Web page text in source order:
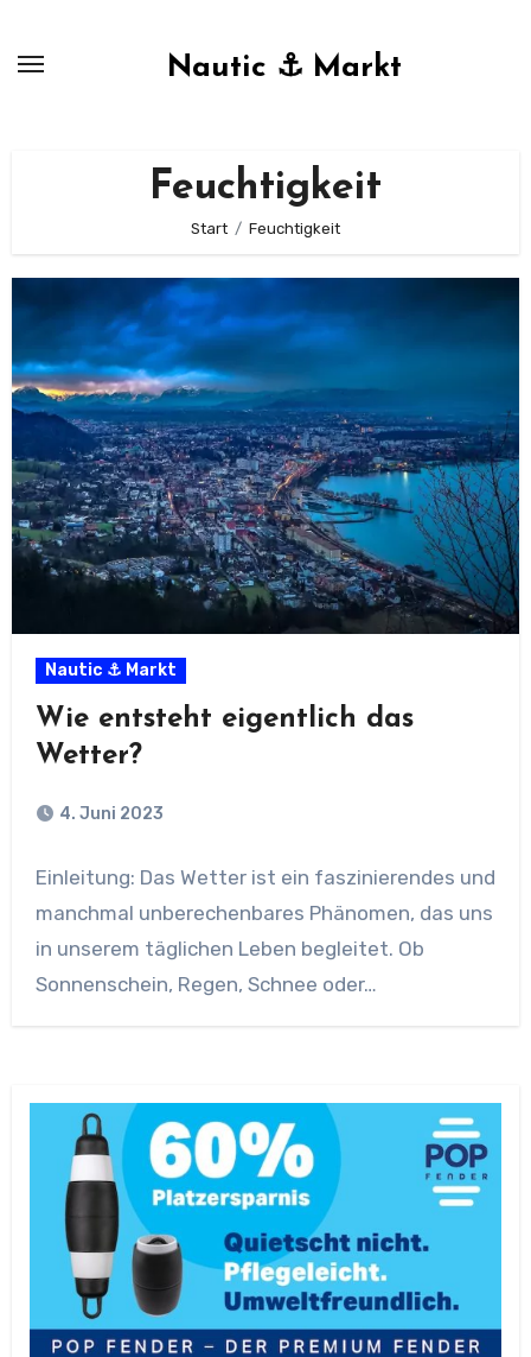
Nautic ⚓ Markt
Feuchtigkeit
Start Feuchtigkeit
Nautic ⚓ Markt
Wie entsteht eigentlich das
Wetter?
4. Juni 2023
Einleitung: Das Wetter ist ein faszinierendes und
manchmal unberechenbares Phänomen, das uns
in unserem täglichen Leben begleitet. Ob
Sonnenschein, Regen, Schnee oder…